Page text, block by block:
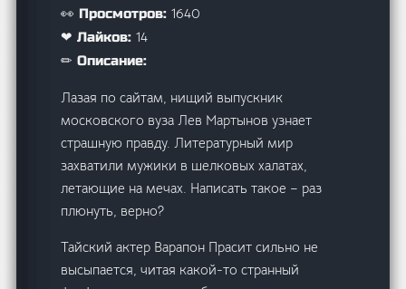
👀 Просмотров:1640
❤ Лайков:14
✏ Описание:
Лазая по сайтам, нищий выпускник
московского вуза Лев Мартынов узнает
страшную правду. Литературный мир
захватили мужики в шелковых халатах,
летающие на мечах. Написать такое – раз
плюнуть, верно?
Тайский актер Варапон Прасит сильно не
высыпается, читая какой-то странный